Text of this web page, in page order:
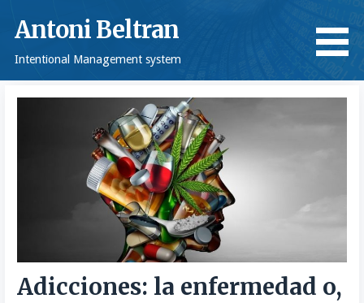
Antoni Beltran
Intentional Management system
Adicciones: la enfermedad o,